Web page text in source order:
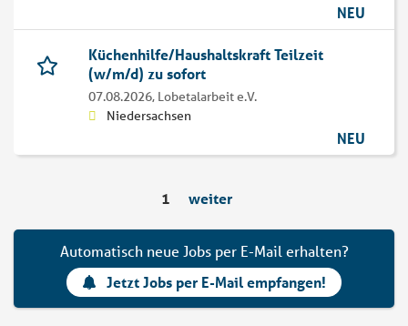
NEU
Küchenhilfe/Haushaltskraft Teilzeit
(w/m/d) zu sofort
07.08.2026, Lobetalarbeit e.V.
Niedersachsen
NEU
1 weiter
Automatisch neue Jobs per E-Mail erhalten?
Jetzt Jobs per E-Mail empfangen!